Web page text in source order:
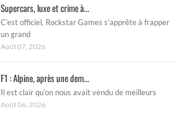
Supercars, luxe et crime à...
C’est officiel, Rockstar Games s’apprête à frapper
un grand
Août 07, 2026
F1 : Alpine, après une dem...
Il est clair qu’on nous avait vendu de meilleurs
Août 06, 2026